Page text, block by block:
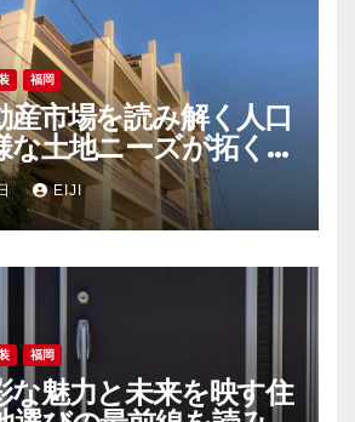
福岡
産市場を読み解く人口
な土地ニーズが拓く新
EIJI
福岡
な魅力と未来を映す住